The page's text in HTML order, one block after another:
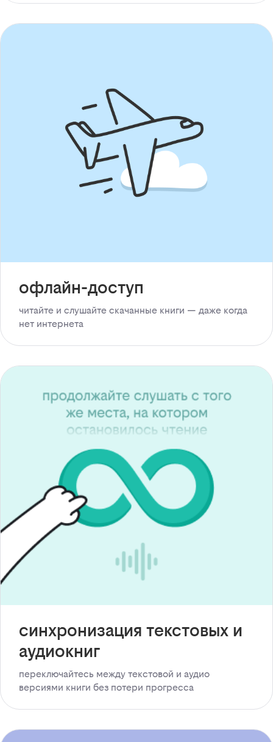
офлайн-доступ
читайте и слушайте скачанные книги — даже когда
нет интернета
синхронизация текстовых и
аудиокниг
переключайтесь между текстовой и аудио
версиями книги без потери прогресса